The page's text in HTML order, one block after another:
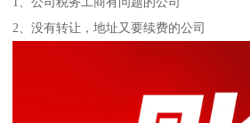
2、没有转让，地址又要续费的公司